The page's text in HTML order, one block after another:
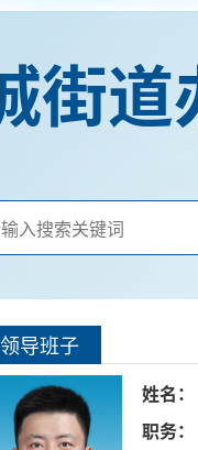
街
领导班子
姓名：
职务：